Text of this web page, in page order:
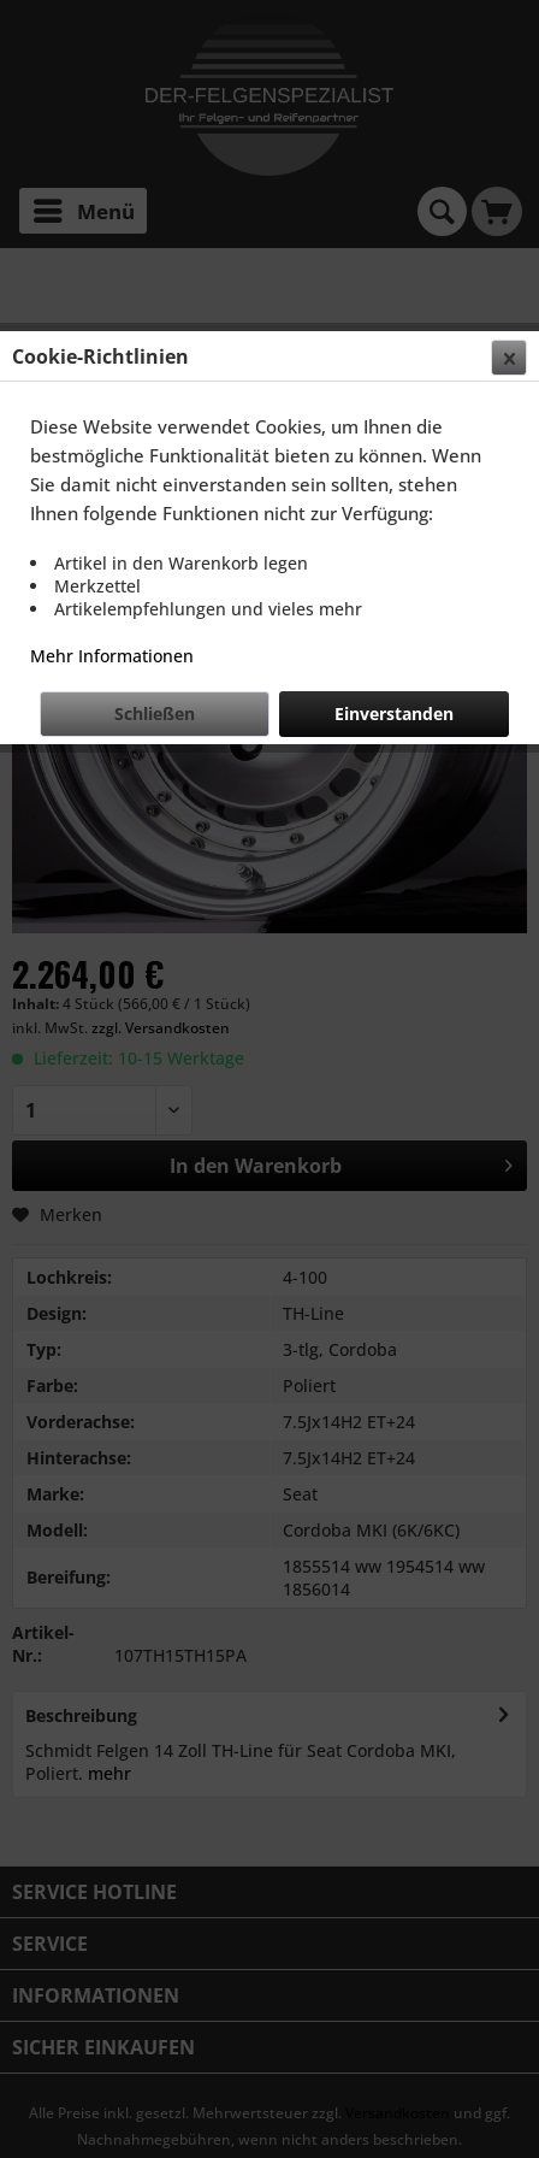
Menü
SCHMIDT FELGEN 14 ZOLL TH-LINE FÜR SEAT
CORDOBA MKI, POLIERT
2.264,00 €
Inhalt:4 Stück (566,00 € / 1 Stück)
inkl. MwSt. zzgl. Versandkosten
Lieferzeit: 10-15 Werktage
In den Warenkorb
Merken
Lochkreis:
4-100
Design:
TH-Line
Typ:
3-tlg, Cordoba
Farbe:
Poliert
Vorderachse:
7.5Jx14H2 ET+24
Hinterachse:
7.5Jx14H2 ET+24
Marke:
Seat
Modell:
Cordoba MKI (6K/6KC)
Bereifung:
1855514 ww 1954514 ww
1856014
Artikel-
Nr.:
107TH15TH15PA
Beschreibung
Schmidt Felgen 14 Zoll TH-Line für Seat Cordoba MKI,
Poliert. mehr
SERVICE HOTLINE
SERVICE
INFORMATIONEN
SICHER EINKAUFEN
Alle Preise inkl. gesetzl. Mehrwertsteuer zzgl.
und ggf.
Nachnahmegebühren, wenn nicht anders beschrieben.
Cookie-Richtlinien
Diese Website verwendet Cookies, um Ihnen die
bestmögliche Funktionalität bieten zu können. Wenn
Sie damit nicht einverstanden sein sollten, stehen
Ihnen folgende Funktionen nicht zur Verfügung:
Artikel in den Warenkorb legen
Merkzettel
Artikelempfehlungen und vieles mehr
Mehr Informationen
Einverstanden
Schließen